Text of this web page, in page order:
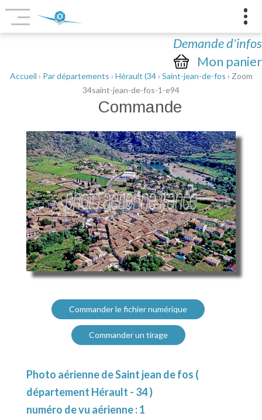
Demande d'infos
Mon panier
Accueil › Par départements › Hérault (34› Saint-jean-de-fos › Zoom
34saint-jean-de-fos-1-e94
Commande
Commander le fichier numérique
Commander un tirage
Photo aérienne de Saint jean de fos (
département Hérault - 34 )
numéro de vu aérienne : 1